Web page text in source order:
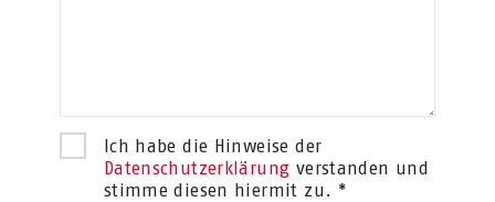
Ich habe die Hinweise der
Datenschutzerklärung verstanden und
stimme diesen hiermit zu. *